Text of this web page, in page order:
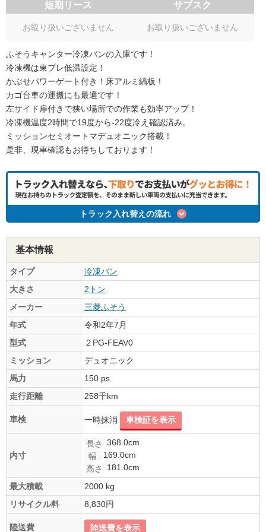
短期リース
お取り扱いございません
サブスク
お取り扱いございません
ふそうキャンター冷凍バンの入庫です！
冷凍機は東プレ低温設定！
かぶせパワーゲート付き！床アルミ縞板！
カゴ台車の運搬にも最適です！
左サイド扉付きで狭い場所での作業も効率アップ！
冷凍機温度2時間で19度から-22度冷え確認済み。
ミッションセミオートマデュオニック搭載！
是非、現車確認もお待ちしております！
トラック入れ替えの流れ
基本情報
タイプ
冷凍バン
大きさ
2トン
メーカー
三菱ふそう
年式
令和2年7月
型式
２PG-FEAV0
ミッション
デュオニック
馬力
150 ps
走行距離
258千km
車検 一時抹消 車検証を表示
内寸
長さ
368.0cm
幅
169.0cm
高さ
181.0cm
最大積載
2000 kg
リサイクル料
8,830円
陸送費 陸送費を表示